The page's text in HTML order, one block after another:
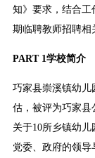
知》要求，结合工
期临聘教师招聘相
PART 1学校简介
巧家县崇溪镇幼儿
估，被评为巧家县
关于10所乡镇幼
党委、政府的领导